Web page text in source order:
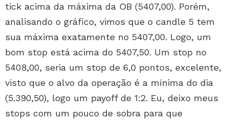
tick acima da máxima da OB (5407,00). Porém,
analisando o gráfico, vimos que o candle 5 tem
sua máxima exatamente no 5407,00. Logo, um
bom stop está acima do 5407,50. Um stop no
5408,00, seria um stop de 6,0 pontos, excelente,
visto que o alvo da operação é a mínima do dia
(5.390,50), logo um payoff de 1:2. Eu, deixo meus
stops com um pouco de sobra para que